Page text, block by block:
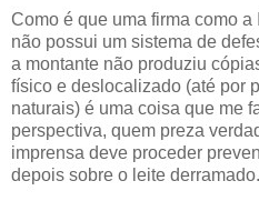
Como é que uma firma como
não possui um sistema de
a montante não produziu
físico e deslocalizado (até por
naturais) é uma coisa que me
perspectiva, quem preza
imprensa deve proceder
depois sobre o leite derramado.